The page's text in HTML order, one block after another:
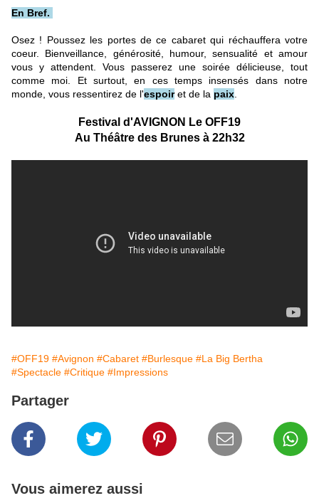
En Bref.
Osez ! Poussez les portes de ce cabaret qui réchauffera votre
coeur. Bienveillance, générosité, humour, sensualité et amour
vous y attendent. Vous passerez une soirée délicieuse, tout
comme moi. Et surtout, en ces temps insensés dans notre
monde, vous ressentirez de l'espoiret de la paix
Festival d'AVIGNON Le OFF19
Au Théâtre des Brunes à 22h32
#OFF19 #Avignon #Cabaret #Burlesque #La Big Bertha
#Spectacle #Critique #Impressions
Partager
Vous aimerez aussi